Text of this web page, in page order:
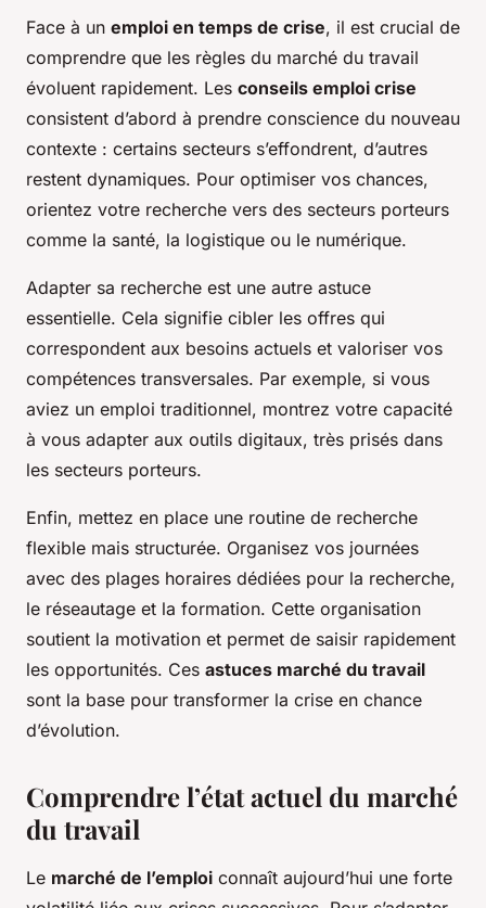
Face à un emploi en temps de crise, il est crucial de
comprendre que les règles du marché du travail
évoluent rapidement. Les conseils emploi crise
consistent d’abord à prendre conscience du nouveau
contexte : certains secteurs s’effondrent, d’autres
restent dynamiques. Pour optimiser vos chances,
orientez votre recherche vers des secteurs porteurs
comme la santé, la logistique ou le numérique.
Adapter sa recherche est une autre astuce
essentielle. Cela signifie cibler les offres qui
correspondent aux besoins actuels et valoriser vos
compétences transversales. Par exemple, si vous
aviez un emploi traditionnel, montrez votre capacité
à vous adapter aux outils digitaux, très prisés dans
les secteurs porteurs.
Enfin, mettez en place une routine de recherche
flexible mais structurée. Organisez vos journées
avec des plages horaires dédiées pour la recherche,
le réseautage et la formation. Cette organisation
soutient la motivation et permet de saisir rapidement
les opportunités. Ces astuces marché du travail
sont la base pour transformer la crise en chance
d’évolution.
Comprendre l’état actuel du marché
du travail
Le marché de l’emploi connaît aujourd’hui une forte